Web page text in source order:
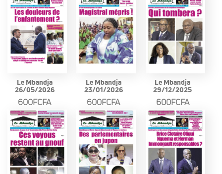
Le Mbandja
26/05/2026
600FCFA
Le Mbandja
23/01/2026
600FCFA
Le Mbandja
29/12/2025
600FCFA